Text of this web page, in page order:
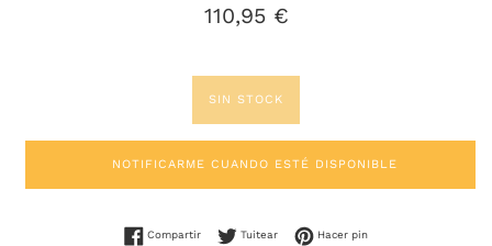
Precio
110,95 €
SIN STOCK
NOTIFICARME CUANDO ESTÉ DISPONIBLE
CompartirCompartir en Facebook
TuitearTuitear en Twitter
Hacer pinPinear en Pinterest